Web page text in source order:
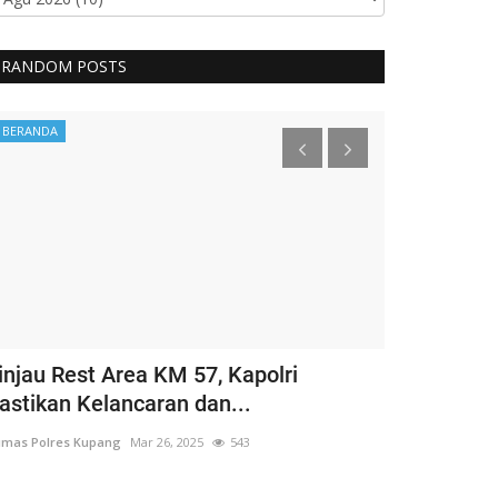
RANDOM POSTS
BERANDA
Rest Area KM 57, Kapolri
Kelancaran dan...
Polres Kupang Mar 26, 2025 543